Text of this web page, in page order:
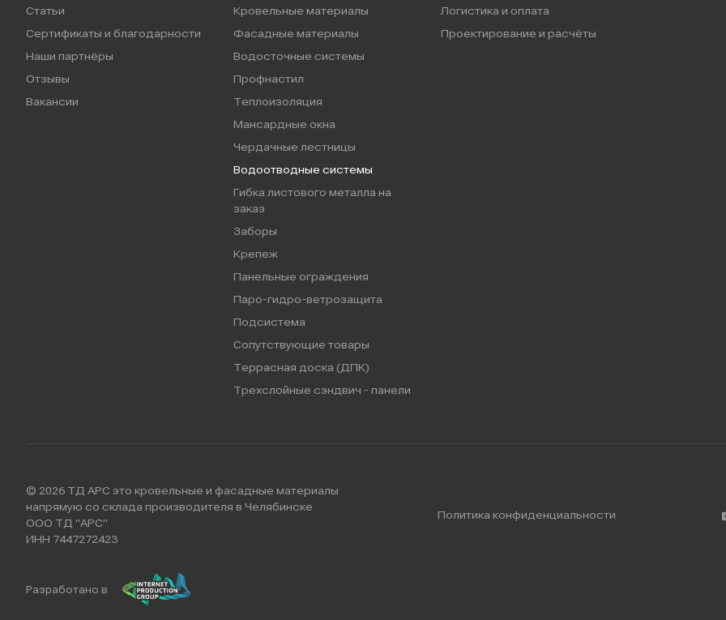
Статьи
Сертификаты и благодарности
Наши партнёры
Отзывы
Вакансии
Кровельные материалы
Фасадные материалы
Водосточные системы
Профнастил
Теплоизоляция
Мансардные окна
Чердачные лестницы
Водоотводные системы
Гибка листового металла на
заказ
Заборы
Крепеж
Панельные ограждения
Паро-гидро-ветрозащита
Подсистема
Сопутствующие товары
Террасная доска (ДПК)
Трехслойные сэндвич - панели
Логистика и оплата
Проектирование и расчёты
© 2026 ТД АРС это кровельные и фасадные материалы
напрямую со склада производителя в Челябинске
ООО ТД "АРС"
ИНН 7447272423
Политика конфиденциальности
Разработано в